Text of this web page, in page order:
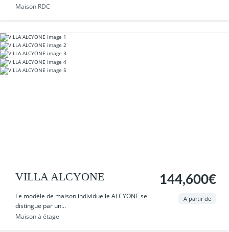
Maison RDC
VILLA ALCYONE
Le modèle de maison individuelle ALCYONE se
distingue par un...
144,600€
A partir de
Maison à étage